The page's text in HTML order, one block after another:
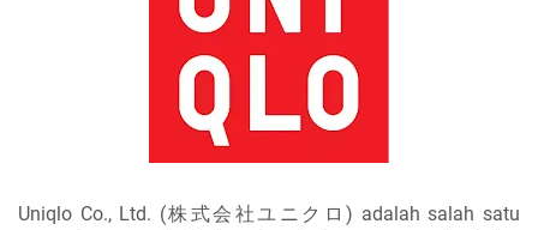
Uniqlo Co., Ltd. (株式会社ユニクロ) adalah salah satu